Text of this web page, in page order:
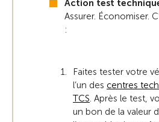
Action test
Assurer. Économiser.
:
Faites tester votre
l’un des centres
TCS. Après le test,
un bon de la valeur